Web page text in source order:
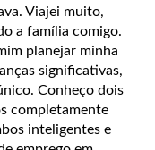
Viajei muito,
a família comigo.
planejar minha
significativas,
Conheço dois
completamente
inteligentes e